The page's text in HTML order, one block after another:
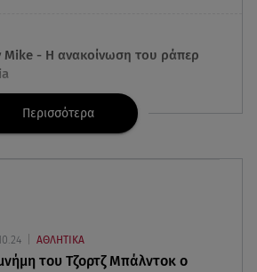
Mike - Η ανακοίνωση του ράπερ
- Κρήτη: Το μεγαλύτερο
στον κόσμο
Άγιο Βασίλειο
Περισσότερα
ΑΘΛΗΤΙΚΑ
του Τζορτζ Μπάλντοκ ο